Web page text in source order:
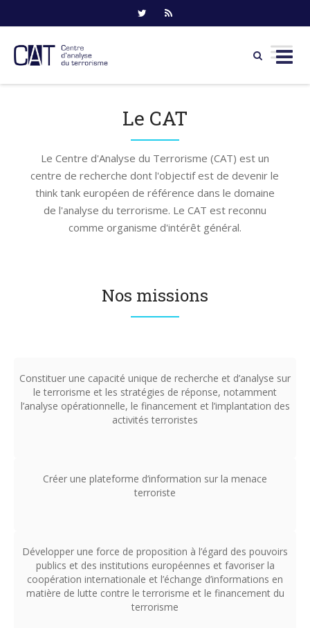
Le CAT
Le Centre d'Analyse du Terrorisme (CAT) est un
centre de recherche dont l'objectif est de devenir le
think tank européen de référence dans le domaine
de l'analyse du terrorisme. Le CAT est reconnu
comme organisme d'intérêt général.
Nos missions
Constituer une capacité unique de recherche et d’analyse sur
le terrorisme et les stratégies de réponse, notamment
l’analyse opérationnelle, le financement et l’implantation des
activités terroristes
Créer une plateforme d’information sur la menace
terroriste
Développer une force de proposition à l’égard des pouvoirs
publics et des institutions européennes et favoriser la
coopération internationale et l’échange d’informations en
matière de lutte contre le terrorisme et le financement du
terrorisme